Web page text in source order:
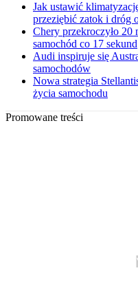
Jak ustawić
przeziębić zatok i dróg
Chery przekroczyło
samochód co 17 sekund
Audi inspiruje się
samochodów
Nowa strategia
życia samochodu
Promowane treści